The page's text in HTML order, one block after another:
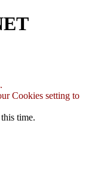
Cookies setting to
time.